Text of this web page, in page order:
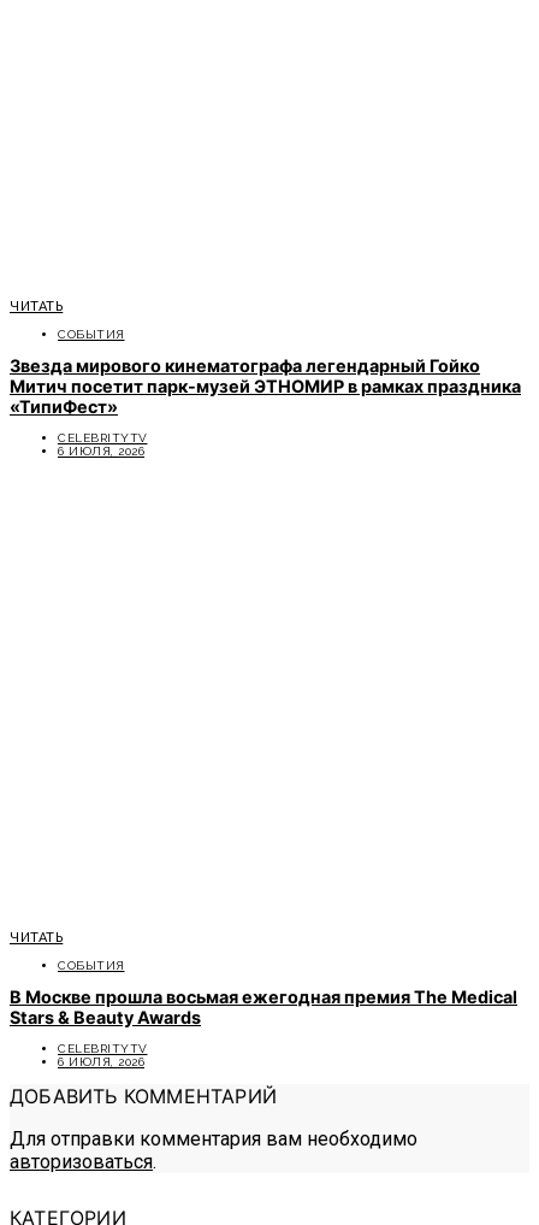
ЧИТАТЬ
СОБЫТИЯ
Звезда мирового кинематографа легендарный Гойко
Митич посетит парк-музей ЭТНОМИР в рамках праздника
«ТипиФест»
CELEBRITYTV
6 ИЮЛЯ, 2026
ЧИТАТЬ
СОБЫТИЯ
В Москве прошла восьмая ежегодная премия The Medical
Stars & Beauty Awards
CELEBRITYTV
6 ИЮЛЯ, 2026
ДОБАВИТЬ КОММЕНТАРИЙ
Для отправки комментария вам необходимо
авторизоваться.
КАТЕГОРИИ